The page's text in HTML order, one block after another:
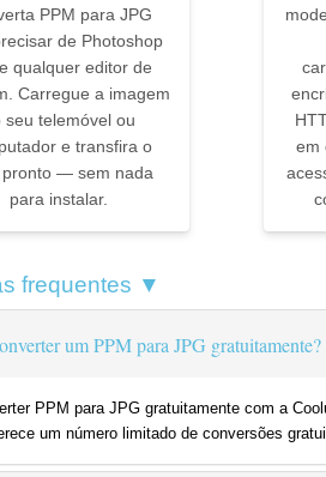
PPM para JPG
de Photoshop
qualquer editor de
Carregue a imagem
seu telemóvel ou
e transfira o
pronto — sem nada
para instalar.
em
frequentes ▼
um PPM para JPG gratuitamente?
PPM para JPG gratuitamente com a
um número limitado de conversões